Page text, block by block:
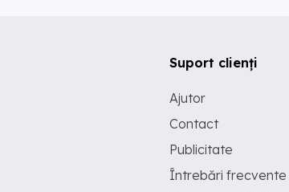
Suport clienți
Ajutor
Contact
Publicitate
Întrebări frecvente